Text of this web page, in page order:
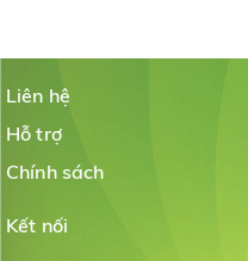
Liên hệ
Hỗ trợ
Chính sách
Kết nối